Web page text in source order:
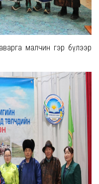
малчин гэр бүлээр